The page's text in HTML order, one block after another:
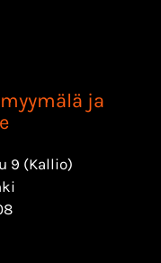
ja
9 (Kallio)